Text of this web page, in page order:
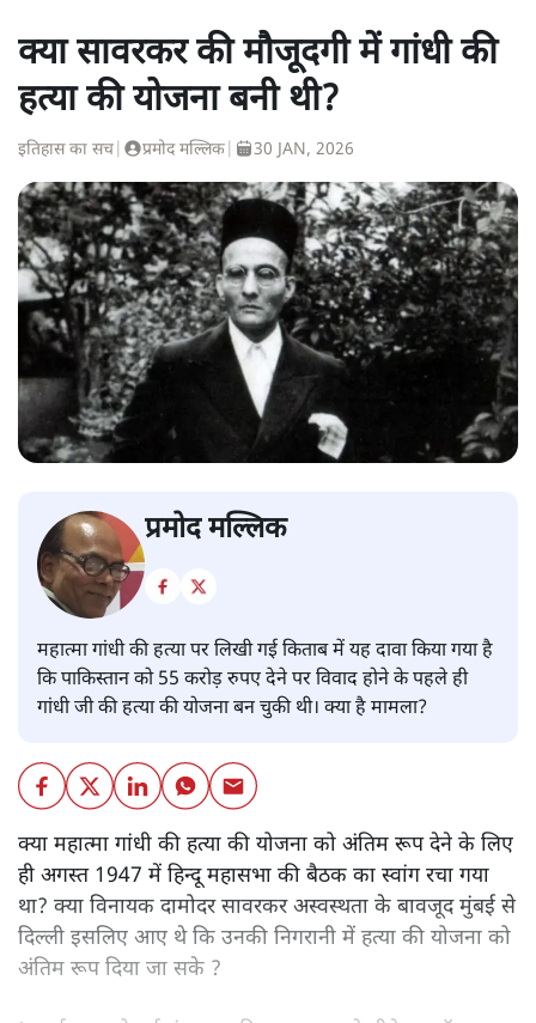
क्या सावरकर की मौजूदगी में गांधी की
हत्या की योजना बनी थी?
इतिहास का सच प्रमोद मल्लिक 30 JAN, 2026
प्रमोद मल्लिक
महात्मा गांधी की हत्या पर लिखी गई किताब में यह दावा किया गया है
कि पाकिस्तान को 55 करोड़ रुपए देने पर विवाद होने के पहले ही
गांधी जी की हत्या की योजना बन चुकी थी। क्या है मामला?
क्या महात्मा गांधी की हत्या की योजना को अंतिम रूप देने के लिए
ही अगस्त 1947 में हिन्दू महासभा की बैठक का स्वांग रचा गया
था? क्या विनायक दामोदर सावरकर अस्वस्थता के बावजूद मुंबई से
दिल्ली इसलिए आए थे कि उनकी निगरानी में हत्या की योजना को
अंतिम रूप दिया जा सके ?